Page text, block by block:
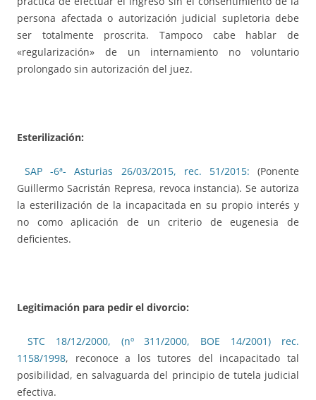
persona afectada o autorización judicial supletoria debe
ser totalmente proscrita. Tampoco cabe hablar de
«regularización» de un internamiento no voluntario
prolongado sin autorización del juez.
Esterilización:
SAP -6ª- Asturias 26/03/2015, rec. 51/2015: (Ponente
Guillermo Sacristán Represa, revoca instancia). Se autoriza
la esterilización de la incapacitada en su propio interés y
no como aplicación de un criterio de eugenesia de
deficientes.
Legitimación para pedir el divorcio:
STC 18/12/2000, (nº 311/2000, BOE 14/2001) rec.
1158/1998, reconoce a los tutores del incapacitado tal
posibilidad, en salvaguarda del principio de tutela judicial
efectiva.